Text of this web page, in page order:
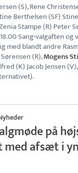
(S), Rene
Berthelsen (SF)
Stampe (R) Peter
Sang-valgaften og
med blandt andre
(R),Mogens
(K) Jacob Jensen
på
med afsæt i